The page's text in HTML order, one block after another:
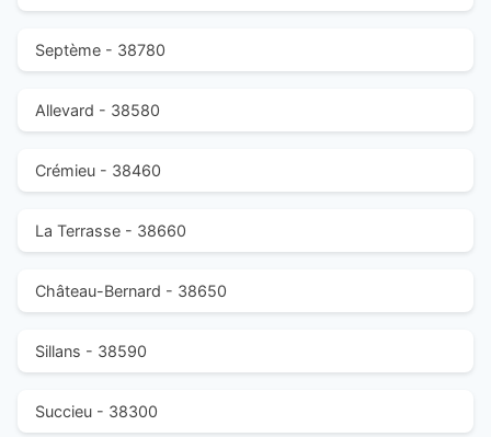
Septème - 38780
Allevard - 38580
Crémieu - 38460
La Terrasse - 38660
Château-Bernard - 38650
Sillans - 38590
Succieu - 38300